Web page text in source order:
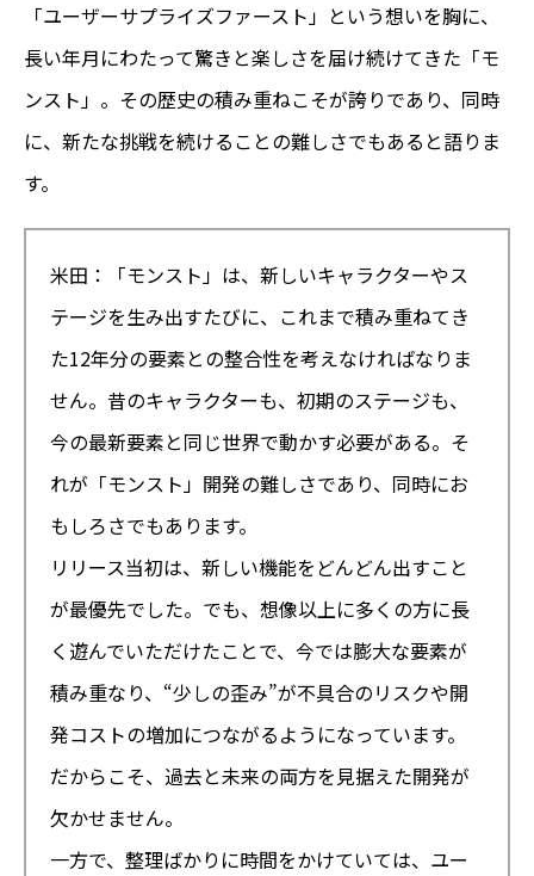
「ユーザーサプライズファースト」という想いを胸に、
長い年月にわたって驚きと楽しさを届け続けてきた「モ
ンスト」。その歴史の積み重ねこそが誇りであり、同時
に、新たな挑戦を続けることの難しさでもあると語りま
す。
米田：「モンスト」は、新しいキャラクターやス
テージを生み出すたびに、これまで積み重ねてき
た12年分の要素との整合性を考えなければなりま
せん。昔のキャラクターも、初期のステージも、
今の最新要素と同じ世界で動かす必要がある。そ
れが「モンスト」開発の難しさであり、同時にお
もしろさでもあります。
リリース当初は、新しい機能をどんどん出すこと
が最優先でした。でも、想像以上に多くの方に長
く遊んでいただけたことで、今では膨大な要素が
積み重なり、“少しの歪み”が不具合のリスクや開
発コストの増加につながるようになっています。
だからこそ、過去と未来の両方を見据えた開発が
欠かせません。
一方で、整理ばかりに時間をかけていては、ユー